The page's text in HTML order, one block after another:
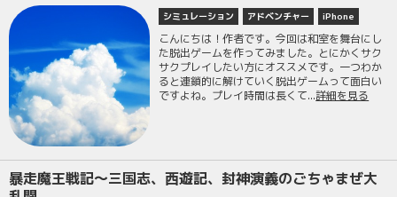
シミュレーション アドベンチャー iPhone
こんにちは！作者です。今回は和室を舞台にし
た脱出ゲームを作ってみました。とにかくサク
サクプレイしたい方にオススメです。一つわか
ると連鎖的に解けていく脱出ゲームって面白い
ですよね。プレイ時間は長くて...詳細を見る
暴走魔王戦記〜三国志、西遊記、封神演義のごちゃまぜ大